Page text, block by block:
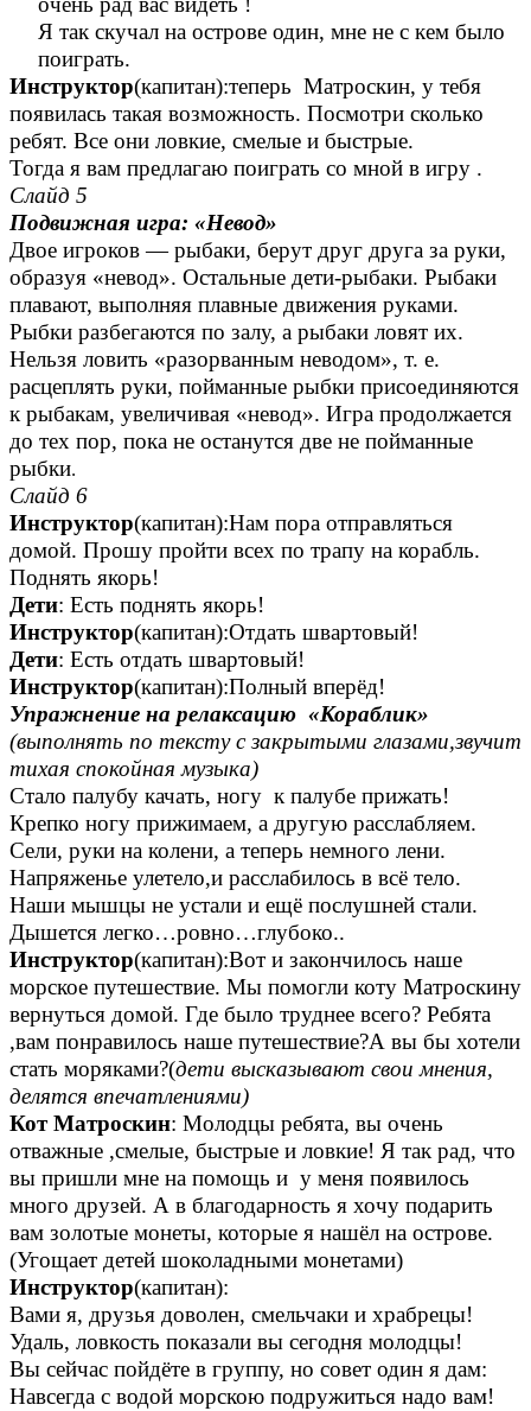
Я так скучал на острове один, мне не с кем было
поиграть.
Инструктор(капитан):теперь Матроскин, у тебя
появилась такая возможность. Посмотри сколько
ребят. Все они ловкие, смелые и быстрые.
Тогда я вам предлагаю поиграть со мной в игру .
Слайд 5
Подвижная игра: «Невод»
Двое игроков — рыбаки, берут друг друга за руки,
образуя «невод». Остальные дети-рыбаки. Рыбаки
плавают, выполняя плавные движения руками.
Рыбки разбегаются по залу, а рыбаки ловят их.
Нельзя ловить «разорванным неводом», т. е.
расцеплять руки, пойманные рыбки присоединяются
к рыбакам, увеличивая «невод». Игра продолжается
до тех пор, пока не останутся две не пойманные
рыбки.
Слайд 6
Инструктор(капитан):Нам пора отправляться
домой. Прошу пройти всех по трапу на корабль.
Поднять якорь!
Дети: Есть поднять якорь!
Инструктор(капитан):Отдать швартовый!
Дети: Есть отдать швартовый!
Инструктор(капитан):Полный вперёд!
Упражнение на релаксацию «Кораблик»
(выполнять по тексту с закрытыми глазами,звучит
тихая спокойная музыка)
Стало палубу качать, ногу к палубе прижать!
Крепко ногу прижимаем, а другую расслабляем.
Сели, руки на колени, а теперь немного лени.
Напряженье улетело,и расслабилось в всё тело.
Наши мышцы не устали и ещё послушней стали.
Дышется легко…ровно…глубоко..
Инструктор(капитан):Вот и закончилось наше
морское путешествие. Мы помогли коту Матроскину
вернуться домой. Где было труднее всего? Ребята
,вам понравилось наше путешествие?А вы бы хотели
стать моряками?(дети высказывают свои мнения,
делятся впечатлениями)
Кот Матроскин: Молодцы ребята, вы очень
отважные ,смелые, быстрые и ловкие! Я так рад, что
вы пришли мне на помощь и у меня появилось
много друзей. А в благодарность я хочу подарить
вам золотые монеты, которые я нашёл на острове.
(Угощает детей шоколадными монетами)
Инструктор(капитан):
Вами я, друзья доволен, смельчаки и храбрецы!
Удаль, ловкость показали вы сегодня молодцы!
Вы сейчас пойдёте в группу, но совет один я дам:
Навсегда с водой морскою подружиться надо вам!